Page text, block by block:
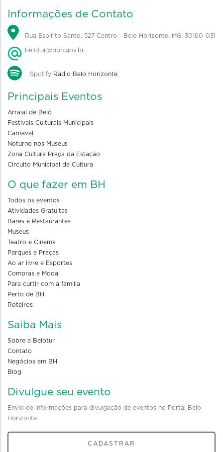
Informações de Contato
Rua Espírito Santo, 527 Centro - Belo Horizonte, MG, 30160-031
belotur@pbh.gov.br
Spotify Rádio Belo Horizonte
Principais Eventos
Arraial de Belô
Festivais Culturais Municipais
Carnaval
Noturno nos Museus
Zona Cultura Praça da Estação
Circuito Municipal de Cultura
O que fazer em BH
Todos os eventos
Atividades Gratuitas
Bares e Restaurantes
Museus
Teatro e Cinema
Parques e Praças
Ao ar livre e Esportes
Compras e Moda
Para curtir com a familia
Perto de BH
Roteiros
Saiba Mais
Sobre a Belotur
Contato
Negócios em BH
Blog
Divulgue seu evento
Envio de informações para divulgação de eventos no Portal Belo
Horizonte
CADASTRAR